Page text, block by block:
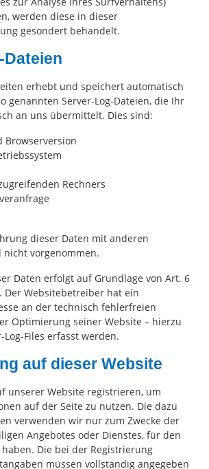
werden diese in dieser
gesondert behandelt.
erhebt und speichert automatisch
genannten Server-Log-Dateien, die Ihr
an uns übermittelt. Dies sind:
Browserversion
Rechners
dieser Daten mit anderen
vorgenommen.
Daten erfolgt auf Grundlage von Art. 6
Der Websitebetreiber hat ein
an der technisch fehlerfreien
Optimierung seiner Website – hierzu
Log-Files erfasst werden.
auf dieser Website
unserer Website registrieren, um
auf der Seite zu nutzen. Die dazu
verwenden wir nur zum Zwecke der
Angebotes oder Dienstes, für den
Die bei der Registrierung
müssen vollständig angegeben